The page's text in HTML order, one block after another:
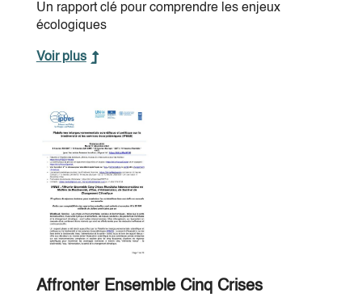
Un rapport clé pour comprendre les enjeux
écologiques
Voir plus
Affronter Ensemble Cinq Crises